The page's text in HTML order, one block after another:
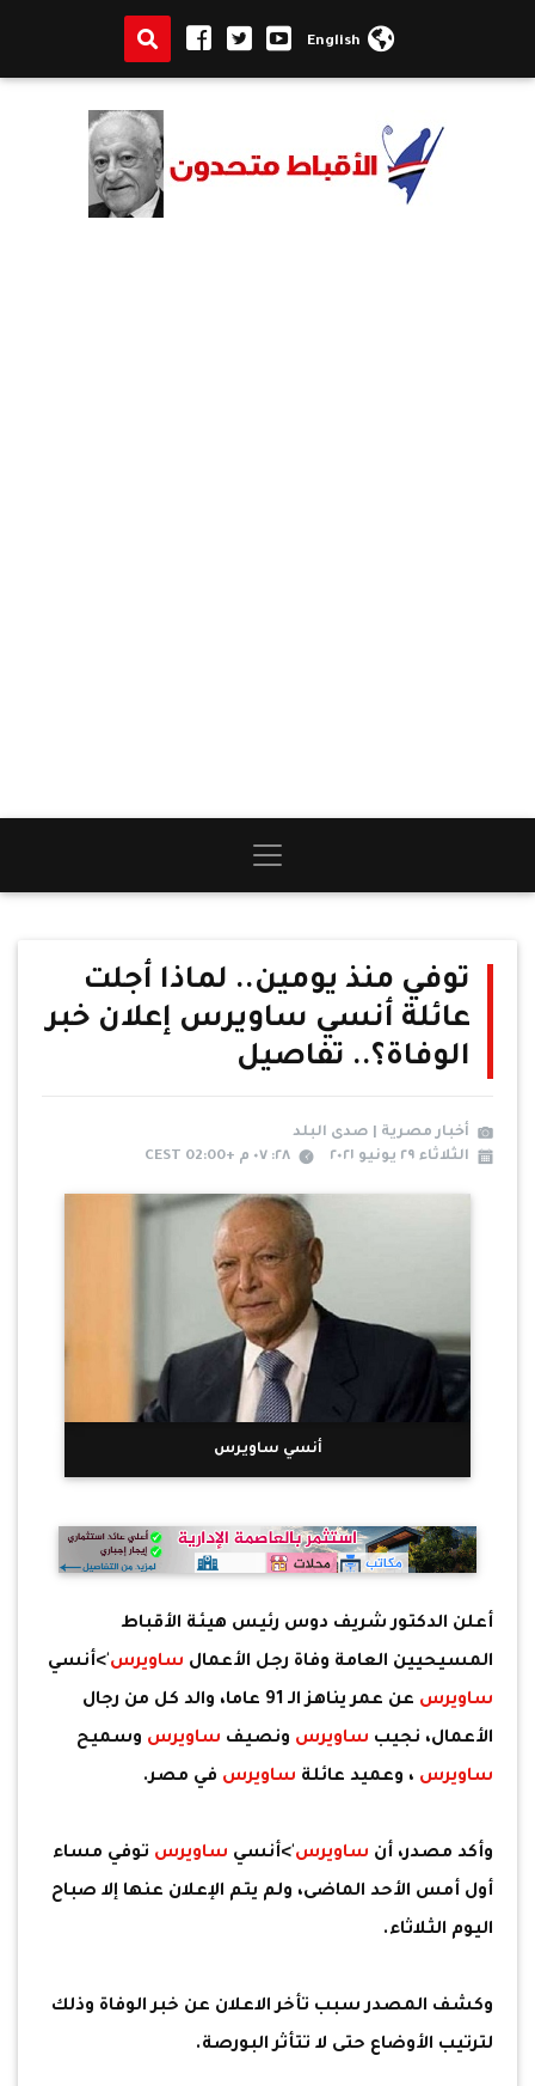
English
توفي منذ يومين.. لماذا أجلت
عائلة أنسي ساويرس إعلان خبر
الوفاة؟.. تفاصيل
أخبار مصرية | صدى البلد
الثلاثاء ٢٩ يونيو ٢٠٢١
٢٨: ٠٧ م +02:00 CEST
أنسي ساويرس
أعلن الدكتور شريف دوس رئيس هيئة الأقباط
المسيحيين العامة وفاة رجل الأعمال ساويرس'>أنسي
ساويرس
عن عمر يناهز الـ 91 عاما، والد كل من رجال
الأعمال، نجيب ساويرس ونصيف ساويرس وسميح
ساويرس ، وعميد عائلة ساويرس في مصر.
وأكد مصدر، أن ساويرس'>أنسي ساويرس توفي مساء
أول أمس الأحد الماضى، ولم يتم الإعلان عنها إلا صباح
اليوم الثلاثاء.
وكشف المصدر سبب تأخر الاعلان عن خبر الوفاة وذلك
لترتيب الأوضاع حتى لا تتأثر البورصة.